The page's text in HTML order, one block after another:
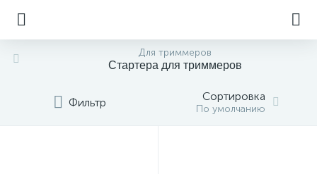
Для триммеров
Стартера для триммеров
Фильтр Сортировка
По умолчанию